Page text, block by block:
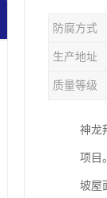
防腐方式
生产地址
质量等级
神龙
项目。
坡屋